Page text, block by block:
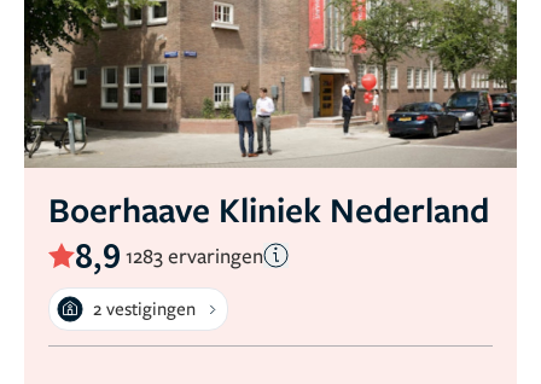
Boerhaave Kliniek Nederland
8,9 1283 ervaringen
2 vestigingen